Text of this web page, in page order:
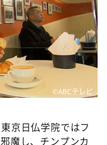
©️ABCテレビ
京日仏学院ではフ
魔し、チンプンカ